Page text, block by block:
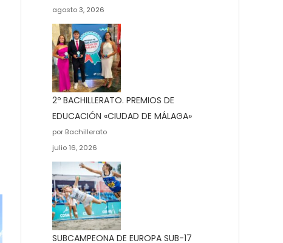
agosto 3, 2026
2º BACHILLERATO. PREMIOS DE
EDUCACIÓN «CIUDAD DE MÁLAGA»
por Bachillerato
julio 16, 2026
SUBCAMPEONA DE EUROPA SUB-17